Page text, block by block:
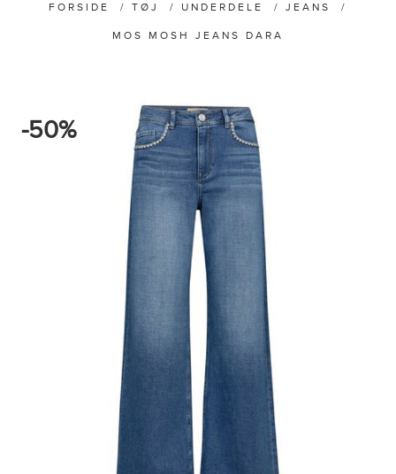
FORSIDE / TØJ / UNDERDELE / JEANS /
MOS MOSH JEANS DARA
-50%